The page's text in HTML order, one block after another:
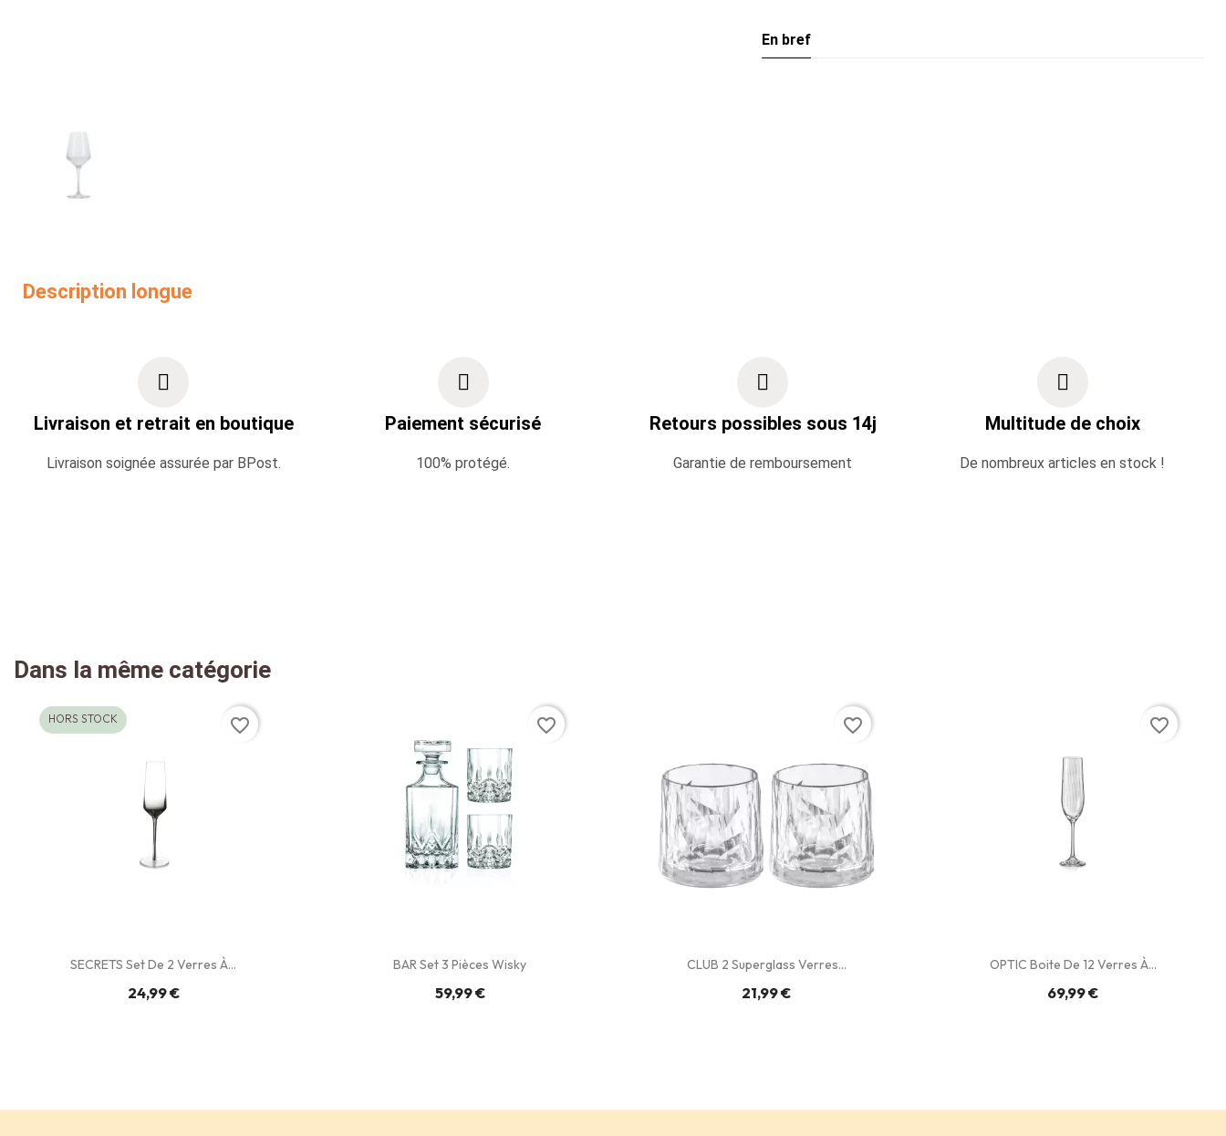
En bref
Description longue
Livraison et retrait en boutique
Livraison soignée assurée par BPost.
Paiement sécurisé
100% protégé.
Retours possibles sous 14j
Garantie de remboursement
Multitude de choix
De nombreux articles en stock !
Dans la même catégorie
SECRETS Set De 2 Verres À...
24,99 €
HORS STOCK favorite_border
BAR Set 3 Pièces Wisky
59,99 €
favorite_border
CLUB 2 Superglass Verres...
21,99 €
favorite_border
OPTIC Boite De 12 Verres À...
69,99 €
favorite_border